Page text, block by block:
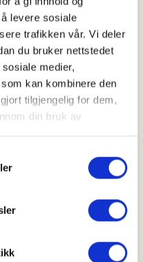
levere sosiale
trafikken vår. Vi deler
du bruker nettstedet
medier,
kan kombinere den
tilgjengelig for dem,
din bruk av